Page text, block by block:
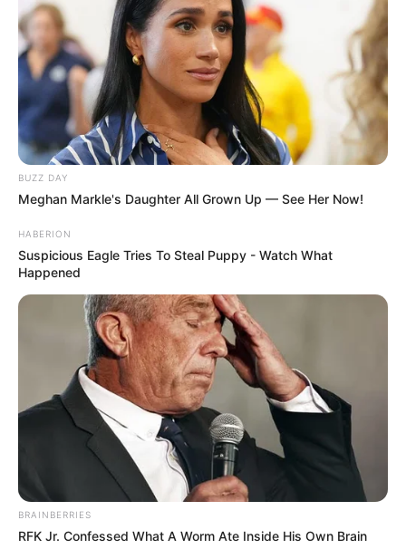
BUZZ DAY
Meghan Markle's Daughter All Grown Up — See Her Now!
HABERION
Suspicious Eagle Tries To Steal Puppy - Watch What
Happened
BRAINBERRIES
RFK Jr. Confessed What A Worm Ate Inside His Own Brain